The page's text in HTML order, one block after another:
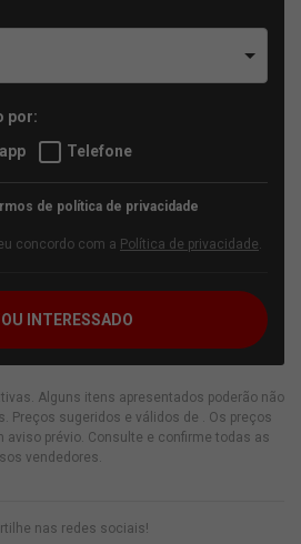
por:
Telefone
de política de privacidade
concordo com a Política de privacidade
INTERESSADO
Alguns itens apresentados poderão não
Preços sugeridos e válidos de
. Os preços
aviso prévio. Consulte e confirme todas as
vendedores.
nas redes sociais!